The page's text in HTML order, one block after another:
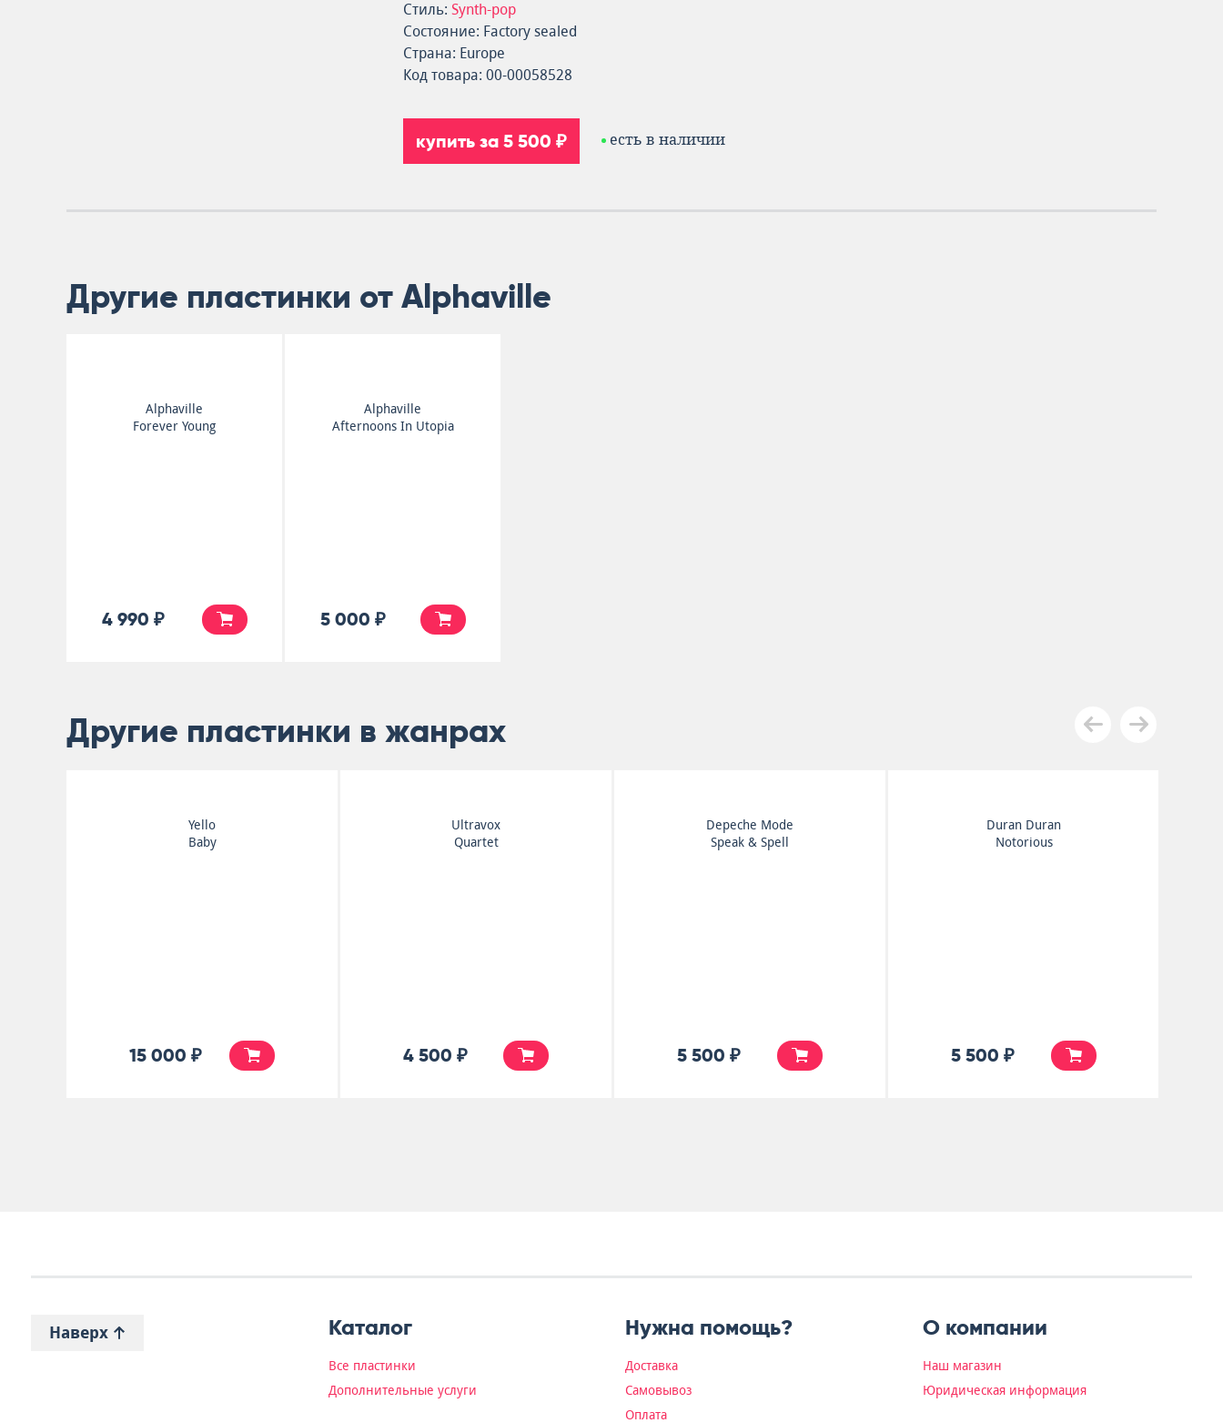
Стиль: Synth-pop
Состояние: Factory sealed
Страна: Europe
Код товара: 00-00058528
купить за 5 500 ₽ есть в наличии
Другие пластинки от Alphaville
Alphaville
Forever Young
4 990 ₽
Alphaville
Afternoons In Utopia
5 000 ₽
Другие пластинки в жанрах
Yello
Baby
15 000 ₽
Ultravox
Quartet
4 500 ₽
Depeche Mode
Speak & Spell
5 500 ₽
Duran Duran
Notorious
5 500 ₽
Наверх Каталог
Все пластинки
Дополнительные услуги
Нужна помощь?
Доставка
Самовывоз
Оплата
О компании
Наш магазин
Юридическая информация